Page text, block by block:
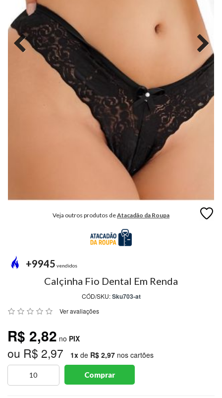
MODA
FITNESS
MODA
GRIFE
PLUS
PREÇO
ÚNICO
PROMOÇÕES
MARCAS
Veja outros produtos deAtacadão da Roupa
+9945 vendidos
Calçinha Fio Dental Em Renda
CÓD/SKU:Sku703-at
Ver avaliações
R$ 2,82 no PIX
ou R$ 2,97 1x de R$ 2,97 nos cartões
Comprar